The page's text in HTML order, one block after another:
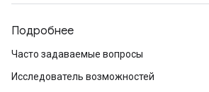
Подробнее
Часто задаваемые вопросы
Исследователь возможностей